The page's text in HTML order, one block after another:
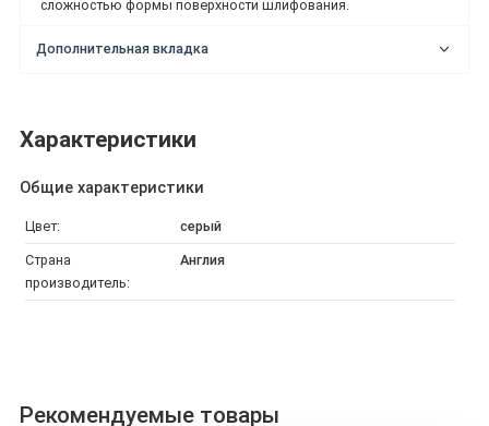
сложностью формы поверхности шлифования.
Дополнительная вкладка
Характеристики
Общие характеристики
Цвет: серый
Страна
производитель:
Англия
Рекомендуемые товары